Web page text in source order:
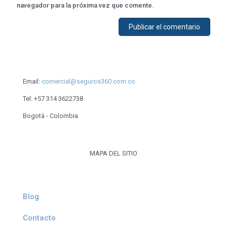
navegador para la próxima vez que comente.
Email: comercial@seguros360.com.co
Tel: +57 314 3622738
Bogotá - Colombia
MAPA DEL SITIO
Blog
Contacto